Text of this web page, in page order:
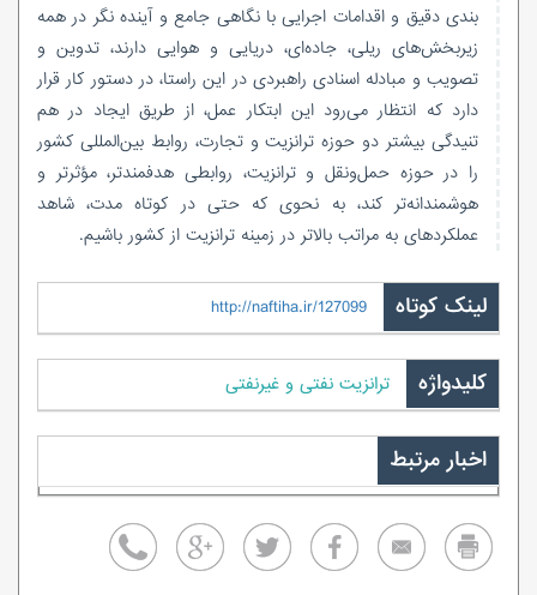
بندی دقیق و اقدامات اجرایی با نگاهی جامع و آینده نگر در همه
زیربخش‌های ریلی، جاده‌ای، دریایی و هوایی دارند، تدوین و
تصویب و مبادله اسنادی راهبردی در این راستا، در دستور کار قرار
دارد که انتظار می‌رود این ابتکار عمل‌، از طریق ایجاد در هم
تنیدگی بیشتر دو حوزه ترانزیت و تجارت، روابط بین‌المللی کشور
را در حوزه حمل‌ونقل و ترانزیت، روابطی هدفمندتر، مؤثرتر و
هوشمندانه‌تر کند، به نحوی که حتی در کوتاه مدت، شاهد
عملکردهای به مراتب بالاتر در زمینه ترانزیت از کشور باشیم.
لینک کوتاه http://naftiha.ir/127099
کلیدواژه ترانزیت نفتی و غیرنفتی
اخبار مرتبط